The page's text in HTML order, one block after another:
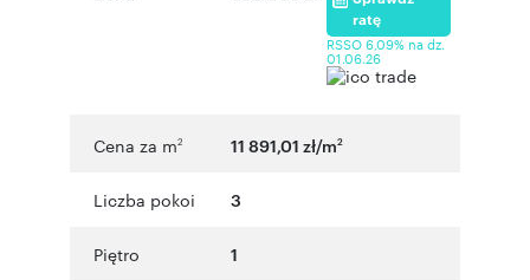
ratę
RSSO 6,09% na dz.
01.06.26
Cena za m2 11 891,01 zł/m2
Liczba pokoi 3
Piętro 1